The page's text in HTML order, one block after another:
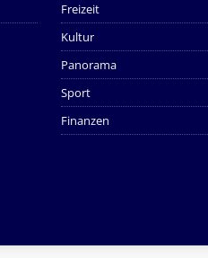
Freizeit
Kultur
Panorama
Sport
Finanzen